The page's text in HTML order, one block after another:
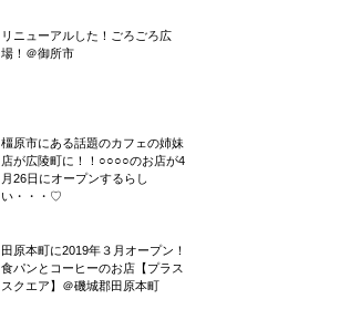
リニューアルした！ごろごろ広
場！＠御所市
橿原市にある話題のカフェの姉妹
店が広陵町に！！○○○○のお店が4
月26日にオープンするらし
い・・・♡
田原本町に2019年３月オープン！
食パンとコーヒーのお店【プラス
スクエア】＠磯城郡田原本町